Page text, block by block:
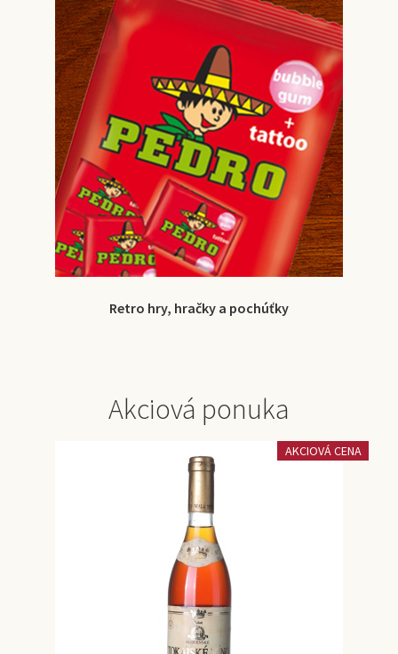
Retro hry, hračky a pochúťky
Akciová ponuka
AKCIOVÁ CENA